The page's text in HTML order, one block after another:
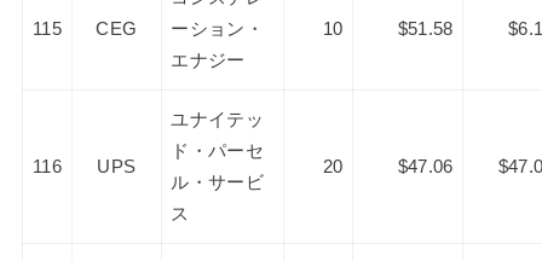
115 CEG
ーション・
エナジー
10 $51.58
116 UPS
ユナイテッ
ド・パーセ
ル・サービ
ス
20 $47.06